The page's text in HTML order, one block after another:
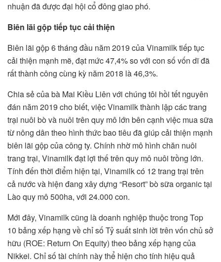
nhuận đã được đại hội cổ đông giao phó.
Biên lãi gộp tiếp tục cải thiện
Biên lãi gộp 6 tháng đầu năm 2019 của Vinamilk tiếp tục
cải thiện mạnh mẽ, đạt mức 47,4% so với con số vốn dĩ đã
rất thành công cùng kỳ năm 2018 là 46,3%.
Chia sẻ của bà Mai Kiều Liên với chúng tôi hồi tết nguyên
đán năm 2019 cho biết, việc Vinamilk thành lập các trang
trại nuôi bò và nuôi trên quy mô lớn bên cạnh việc mua sữa
từ nông dân theo hình thức bao tiêu đã giúp cải thiện mạnh
biên lãi gộp của công ty. Chính nhờ mô hình chăn nuôi
trang trại, Vinamilk đạt lợi thế trên quy mô nuôi trồng lớn.
Tính đến thời điểm hiện tại, Vinamilk có 12 trang trại trên
cả nước và hiện đang xây dựng “Resort” bò sữa organic tại
Lào quy mô 500ha, với 24.000 con.
Mới đây, Vinamilk cũng là doanh nghiệp thuộc trong Top
10 bảng xếp hạng về chỉ số Tỷ suất sinh lời trên vốn chủ sở
hữu (ROE: Return On Equity) theo bảng xếp hạng của
Nikkei. Chỉ số tài chính này thể hiện cho tính hiệu quả